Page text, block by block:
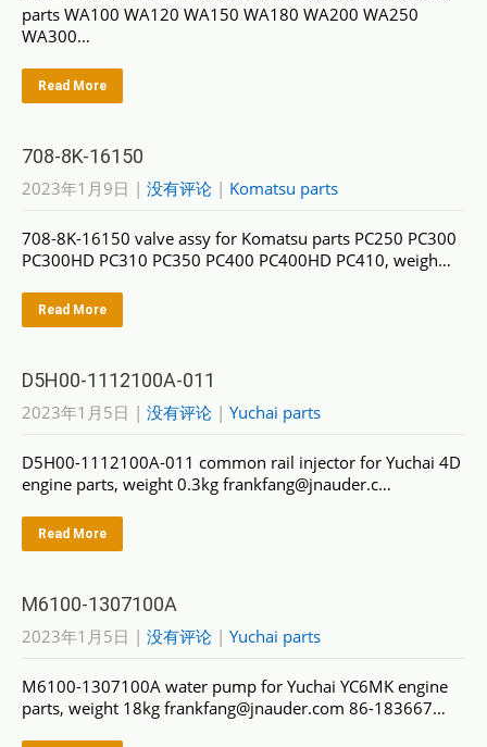
parts WA100 WA120 WA150 WA180 WA200 WA250
WA300…
Read More
708-8K-16150
2023年1月9日 | 没有评论 | Komatsu parts
708-8K-16150 valve assy for Komatsu parts PC250 PC300
PC300HD PC310 PC350 PC400 PC400HD PC410, weigh…
Read More
D5H00-1112100A-011
2023年1月5日 | 没有评论 | Yuchai parts
D5H00-1112100A-011 common rail injector for Yuchai 4D
engine parts, weight 0.3kg frankfang@jnauder.c…
Read More
M6100-1307100A
2023年1月5日 | 没有评论 | Yuchai parts
M6100-1307100A water pump for Yuchai YC6MK engine
parts, weight 18kg frankfang@jnauder.com 86-183667…